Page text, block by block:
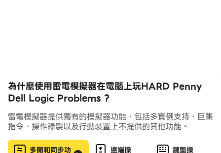
在較大的屏幕上效果最佳，但是您可以縮放網格以適合屏
幕-從手機尺寸到最大的平板電腦。
為什麼使用雷電模擬器在電腦上玩HARD Penny
Dell Logic Problems ?
雷電模擬器提供獨有的模擬器功能，包括多實例支持、巨集
指令、操作錄製以及行動裝置上不提供的其他功能。
多開和同步功
遠端操
鍵盤操